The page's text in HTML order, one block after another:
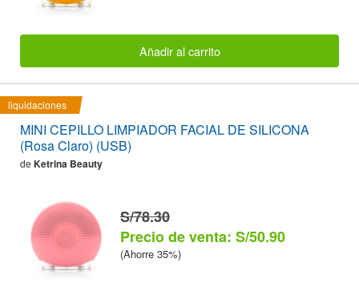
Añadir al carrito
liquidaciones
MINI CEPILLO LIMPIADOR FACIAL DE SILICONA
(Rosa Claro) (USB)
de Ketrina Beauty
S/78.30
Precio de venta: S/50.90
(Ahorre 35%)